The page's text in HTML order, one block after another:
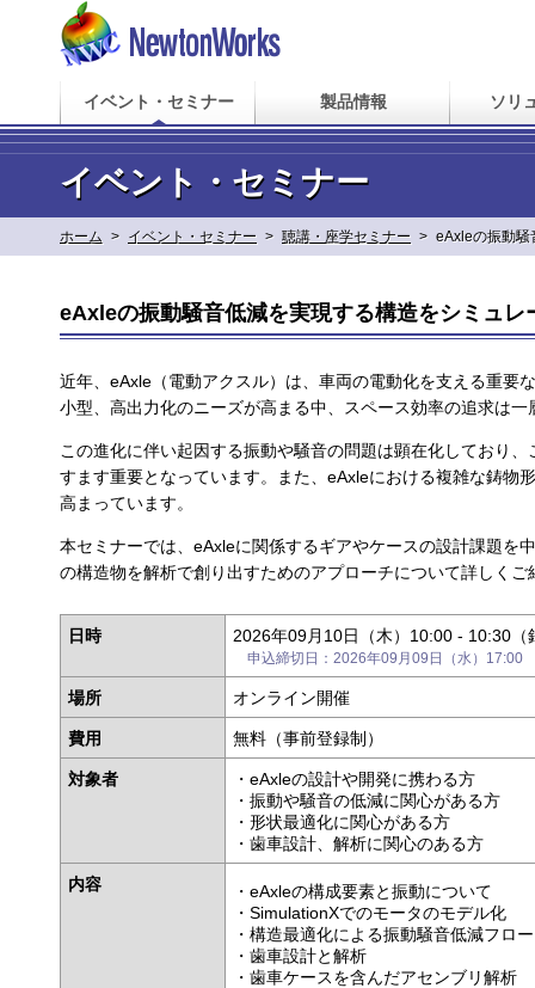
イベント・セミナー 製品情報 ソリ
イベント・セミナー
ホーム > イベント・セミナー > 聴講・座学セミナー > eAxleの振動騒
eAxleの振動騒音低減を実現する構造をシミュ
近年、eAxle（電動アクスル）は、車両の電動化を支える重要
小型、高出力化のニーズが高まる中、スペース効率の追求は一
この進化に伴い起因する振動や騒音の問題は顕在化しており
すます重要となっています。また、eAxleにおける複雑な鋳物
高まっています。
本セミナーでは、eAxleに関係するギアやケースの設計課題を
の構造物を解析で創り出すためのアプローチについて詳しくご
日時 2026年09月10日（木）10:00 - 10:30（
申込締切日：2026年09月09日（水）17:00
場所 オンライン開催
費用 無料（事前登録制）
対象者
・eAxleの設計や開発に携わる方
・振動や騒音の低減に関心がある方
・形状最適化に関心がある方
・歯車設計、解析に関心のある方
内容
・eAxleの構成要素と振動について
・SimulationXでのモータのモデル化
・構造最適化による振動騒音低減フロー
・歯車設計と解析
・歯車ケースを含んだアセンブリ解析